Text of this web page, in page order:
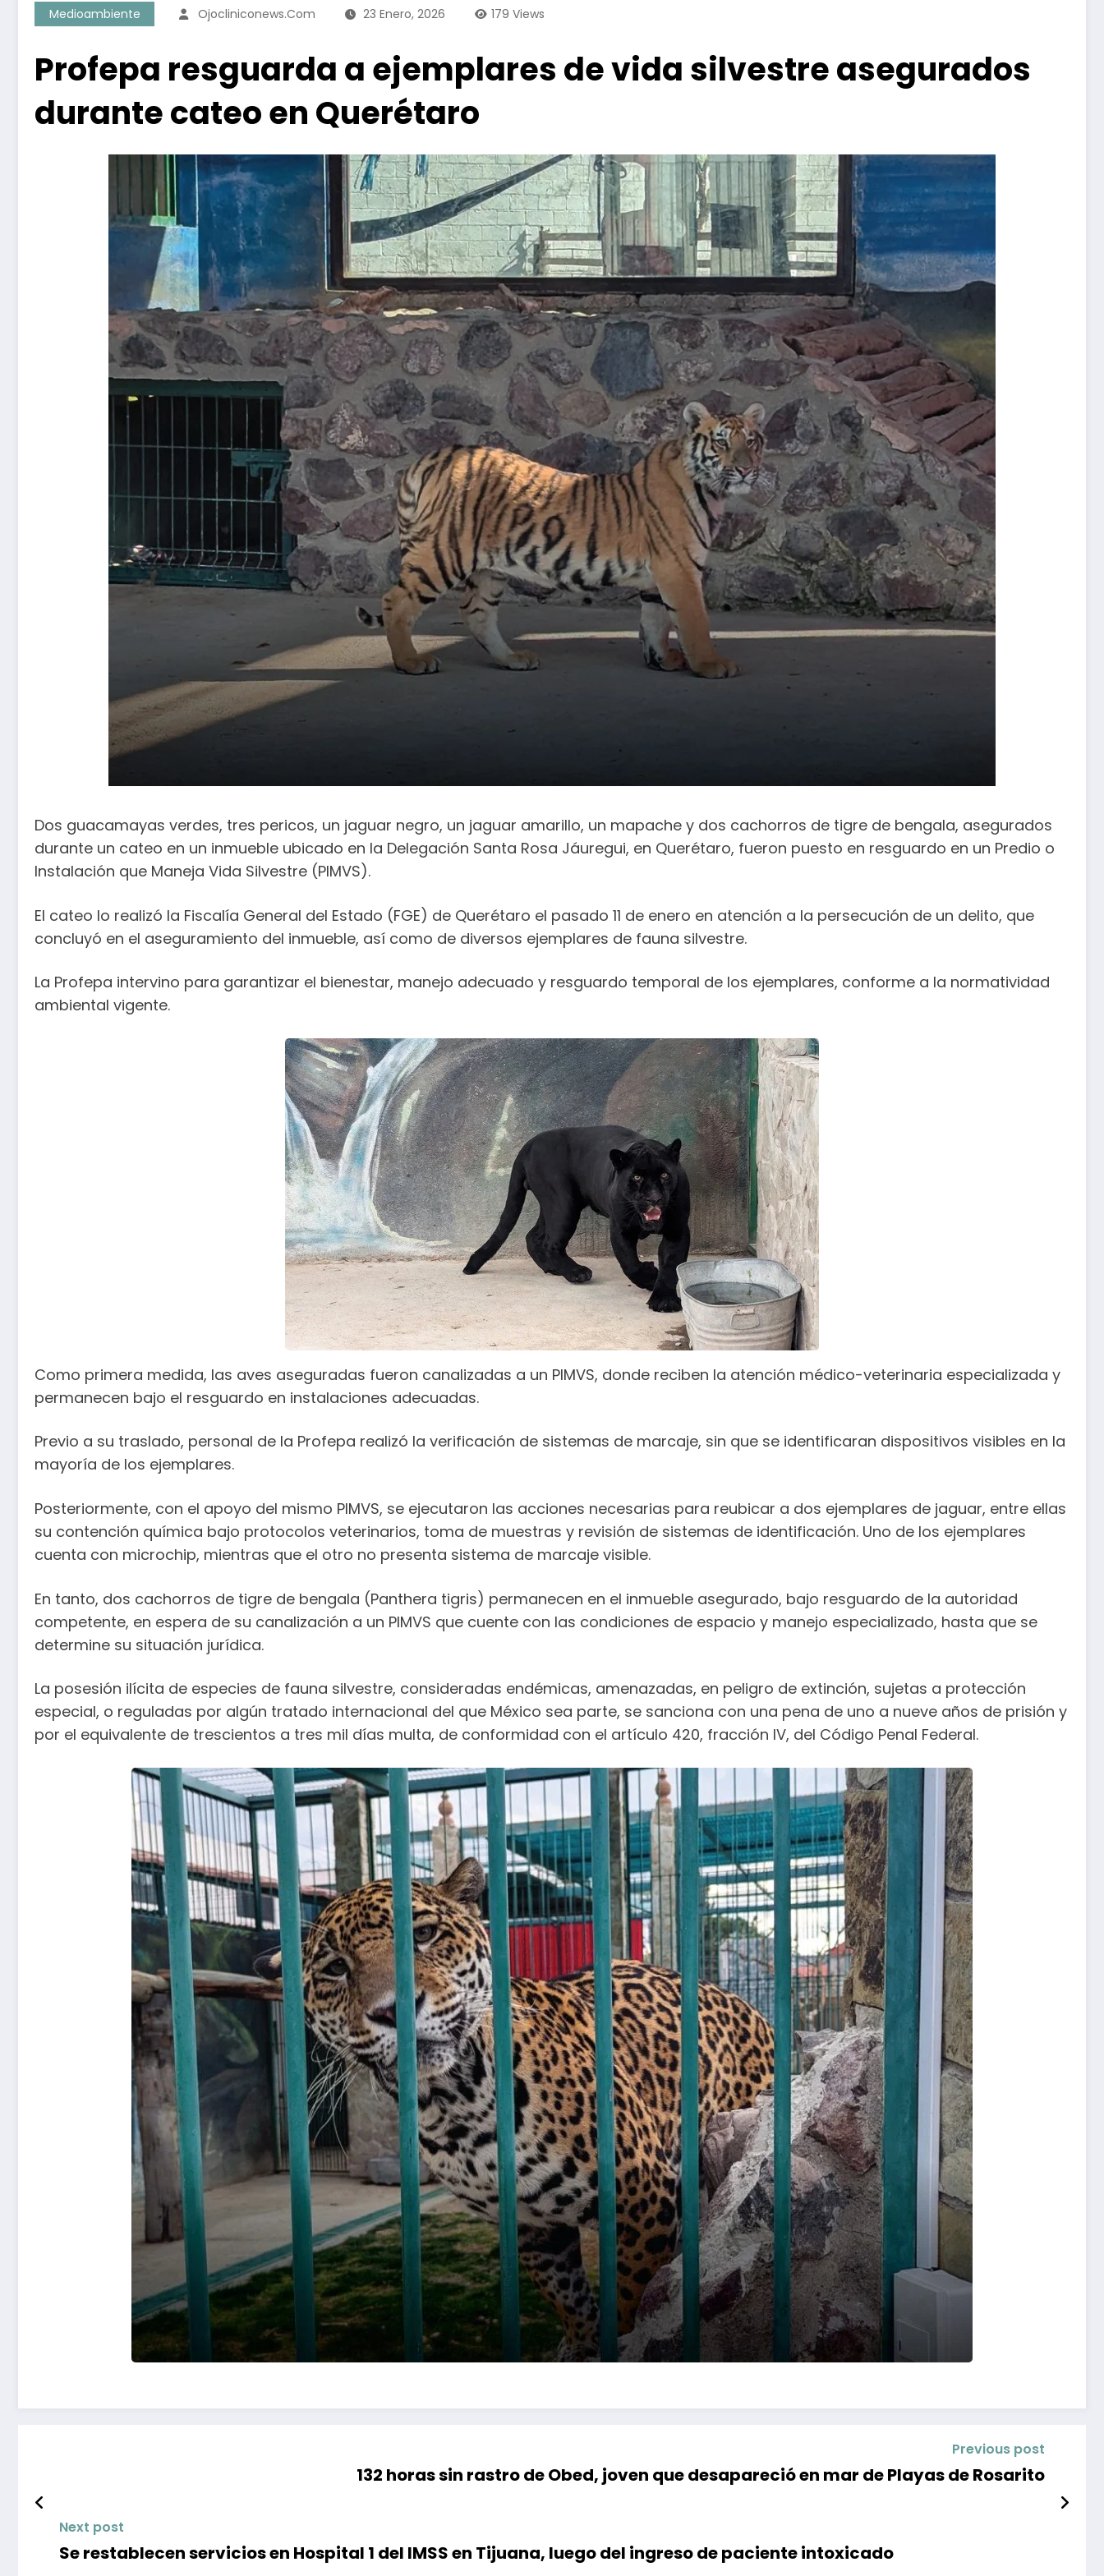
Medioambiente Ojocliniconews.com 23 Enero, 2026 179 Views
Profepa resguarda a ejemplares de vida silvestre asegurados
durante cateo en Querétaro
Dos guacamayas verdes, tres pericos, un jaguar negro, un jaguar amarillo, un mapache y dos cachorros de tigre de bengala, asegurados
durante un cateo en un inmueble ubicado en la Delegación Santa Rosa Jáuregui, en Querétaro, fueron puesto en resguardo en un Predio o
Instalación que Maneja Vida Silvestre (PIMVS).
El cateo lo realizó la Fiscalía General del Estado (FGE) de Querétaro el pasado 11 de enero en atención a la persecución de un delito, que
concluyó en el aseguramiento del inmueble, así como de diversos ejemplares de fauna silvestre.
La Profepa intervino para garantizar el bienestar, manejo adecuado y resguardo temporal de los ejemplares, conforme a la normatividad
ambiental vigente.
Como primera medida, las aves aseguradas fueron canalizadas a un PIMVS, donde reciben la atención médico-veterinaria especializada y
permanecen bajo el resguardo en instalaciones adecuadas.
Previo a su traslado, personal de la Profepa realizó la verificación de sistemas de marcaje, sin que se identificaran dispositivos visibles en la
mayoría de los ejemplares.
Posteriormente, con el apoyo del mismo PIMVS, se ejecutaron las acciones necesarias para reubicar a dos ejemplares de jaguar, entre ellas
su contención química bajo protocolos veterinarios, toma de muestras y revisión de sistemas de identificación. Uno de los ejemplares
cuenta con microchip, mientras que el otro no presenta sistema de marcaje visible.
En tanto, dos cachorros de tigre de bengala (Panthera tigris) permanecen en el inmueble asegurado, bajo resguardo de la autoridad
competente, en espera de su canalización a un PIMVS que cuente con las condiciones de espacio y manejo especializado, hasta que se
determine su situación jurídica.
La posesión ilícita de especies de fauna silvestre, consideradas endémicas, amenazadas, en peligro de extinción, sujetas a protección
especial, o reguladas por algún tratado internacional del que México sea parte, se sanciona con una pena de uno a nueve años de prisión y
por el equivalente de trescientos a tres mil días multa, de conformidad con el artículo 420, fracción IV, del Código Penal Federal.
Previous post
132 horas sin rastro de Obed, joven que desapareció en mar de Playas de Rosarito
Next post
Se restablecen servicios en Hospital 1 del IMSS en Tijuana, luego del ingreso de paciente intoxicado